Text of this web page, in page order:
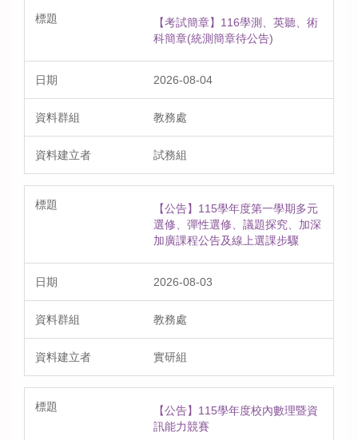
【考試簡章】116學測、英聽、術
科簡章(統測簡章待公告)
2026-08-04
教務處
試務組
【公告】115學年度第一學期多元
選修、彈性選修、議題探究、加深
加廣課程公告及線上選課步驟
2026-08-03
教務處
實研組
【公告】115學年度校內數理暨資
訊能力競賽